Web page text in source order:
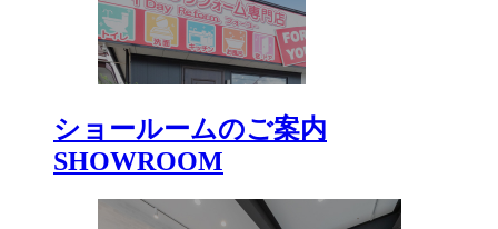
ショールームのご案内
SHOWROOM